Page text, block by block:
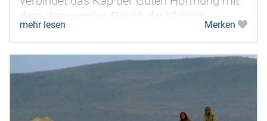
dem donnernden Rauch der Victoria
Wasserfälle und den unberührten...
mehr lesen Merken